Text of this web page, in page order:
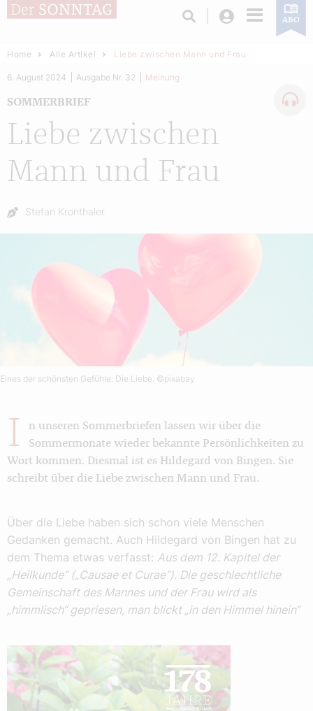
Login ABO
Home Alle Artikel Liebe zwischen Mann und Frau
Liebe zwischen
Mann und Frau
SOMMERBRIEF
6. August 2024 Ausgabe Nr. 32 Meinung
Autor:
Stefan Kronthaler
Eines der schönsten Gefühle: Die Liebe. ©pixabay
I
n unseren Sommerbriefen lassen wir über die
Sommermonate wieder bekannte Persönlichkeiten zu
Wort kommen. Diesmal ist es Hildegard von Bingen. Sie
schreibt über die Liebe zwischen Mann und Frau.
Über die Liebe haben sich schon viele Menschen
Gedanken gemacht. Auch Hildegard von Bingen hat zu
dem Thema etwas verfasst: Aus dem 12. Kapitel der
„Heilkunde“ („Causae et Curae“). Die geschlechtliche
Gemeinschaft des Mannes und der Frau wird als
„himmlisch“ gepriesen, man blickt „in den Himmel hinein“